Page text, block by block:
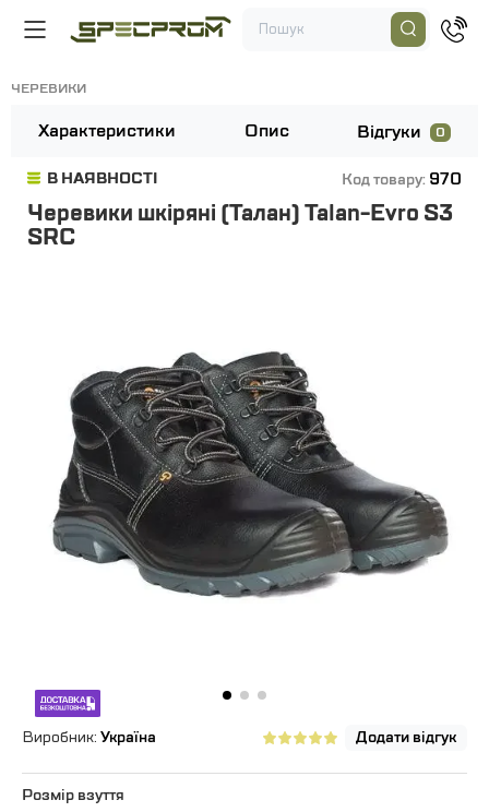
ЧЕРЕВИКИ
Характеристики Опис Відгуки 0
В НАЯВНОСТІ Код товару: 970
Черевики шкіряні (Талан) Talan-Evro S3
SRC
Додати відгук
Виробник: Україна
Розмір взуття